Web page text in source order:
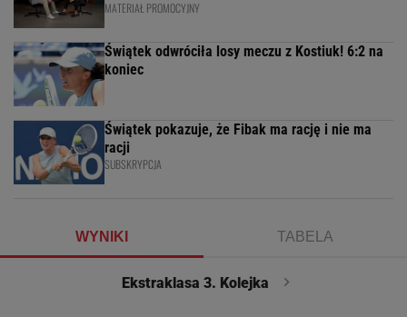
MATERIAŁ PROMOCYJNY
Świątek odwróciła losy meczu z Kostiuk! 6:2 na
koniec
Świątek pokazuje, że Fibak ma rację i nie ma
racji
SUBSKRYPCJA
WYNIKI TABELA
Ekstraklasa 3. Kolejka